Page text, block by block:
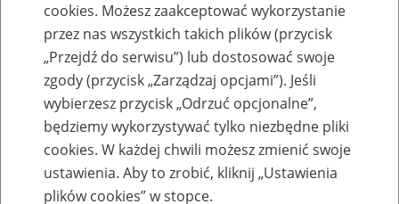
Baza zlikwidowanych lub
przekształconych zakładów pracy
Nazwa zakładu pracy:
cookies. Możesz zaakceptować wykorzystanie
przez nas wszystkich takich plików (przycisk
„Przejdź do serwisu”) lub dostosować swoje
zgody (przycisk „Zarządzaj opcjami”). Jeśli
wybierzesz przycisk „Odrzuć opcjonalne”,
będziemy wykorzystywać tylko niezbędne pliki
cookies. W każdej chwili możesz zmienić swoje
ustawienia. Aby to zrobić, kliknij „Ustawienia
plików cookies” w stopce.